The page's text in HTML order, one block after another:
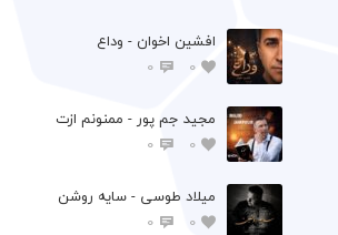
افشين اخوان - وداع
0
0
مجید جم پور - ممنونم ازت
0
0
میلاد طوسی - سایه روشن
0
0